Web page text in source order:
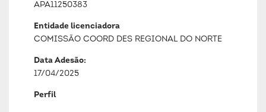
APA11250383
Entidade licenciadora
COMISSÃO COORD DES REGIONAL DO NORTE
Data Adesão:
17/04/2025
Perfil